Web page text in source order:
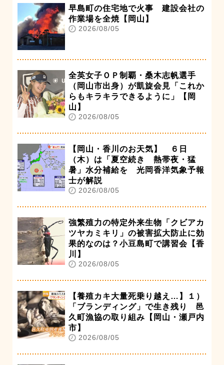
早島町の住宅地で火事 建設会社の
作業場を全焼【岡山】
2026/08/05
全英女子ＯＰ制覇・桑木志帆選手
（岡山市出身）が凱旋会見「これか
らもキラキラできるように」【岡
山】
2026/08/05
【岡山・香川のお天気】 ６日
（木）は「夏空続き 熱帯夜・猛
暑」水分補給を 光岡香洋気象予報
士が解説
2026/08/05
強繁殖力の特定外来生物「クビアカ
ツヤカミキリ」の被害拡大防止に効
果的なのは？小豆島町で講習会【香
川】
2026/08/05
【養殖カキ大量死乗り越え…】１）
「ブランディング」で生き残り 邑
久町漁協の取り組み【岡山・瀬戸内
市】
2026/08/05